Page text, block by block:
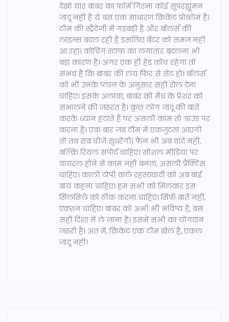
देखो यार बाबर का फॉर्म गिरना कोई सुपरह्यूमन
जादू नहीं है ये बस एक साधारण क्रिकेट प्रोब्लेम है।
टीम की स्ट्रैटेजी में गड़बड़ी है और बॉलर्स की
लाइन्स बदल रही हैं इसलिए बॅटर को समज नहीं
आ रहा। कोचिंग स्टाफ का लगातार बदलना भी
बड़ा कारण है। अगर एक ही हेड कोच रहेगा तो
संभव है कि बाबर की लय फिर से सेट हो। बॉलर्स
को भी उनके प्लान के अनुसार सही रोल देना
चाहिए। इसके अलावा, बाबर को मैच के प्रेशर को
संभालने की जरूरत है। कुछ लोग जादू की बातें
करके ध्यान हटाते हैं पर असली काम तो ग्राउंड पर
करना है। एक बार जब टीम में एकजुटता आएगी
तो तब सब चीज़ें सुधरेंगी। फैन भी अब वादे नहीं,
बल्कि रियल सपोर्ट चाहिए। सोशल मीडिया पर
वायरल होने से काम नहीं बनता, असली प्रैक्टिस
चाहिए। काली टोपी वाले रहस्यवादी को अब बाई
बाय कहना चाहिए। हम सभी को मिलकर इस
सिलसिले को ठीक करना चाहिए। सिर्फ़ बातें नहीं,
एक्शन चाहिए। बाबर को अभी भी भविष्य है, बस
सही दिशा में ले जाना है। इसमें सभी का योगदान
जरूरी है। अंत में, क्रिकेट एक टीम खेल है, एकल
जादू नहीं।